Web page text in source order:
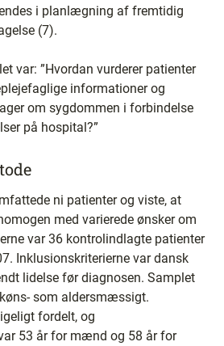
i planlægning af fremtidig
(7).
var: ”Hvordan vurderer patienter
informationer og
om sygdommen i forbindelse
på hospital?”
ni patienter og viste, at
med varierede ønsker om
var 36 kontrolindlagte patienter
Inklusionskriterierne var dansk
lidelse før diagnosen. Samplet
som aldersmæssigt.
fordelt, og
53 år for mænd og 58 år for